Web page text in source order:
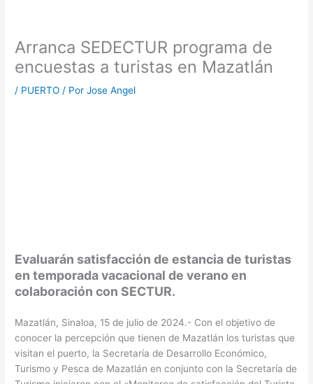
Arranca SEDECTUR programa de
encuestas a turistas en Mazatlán
/ PUERTO / PorJose Angel
Evaluarán satisfacción de estancia de turistas
en temporada vacacional de verano en
colaboración con SECTUR.
Mazatlán, Sinaloa, 15 de julio de 2024.- Con el objetivo de
conocer la percepción que tienen de Mazatlán los turistas que
visitan el puerto, la Secretaría de Desarrollo Económico,
Turismo y Pesca de Mazatlán en conjunto con la Secretaría de